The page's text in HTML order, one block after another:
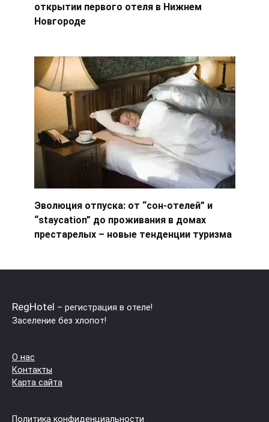
открытии первого отеля в Нижнем
Новгороде
Эволюция отпуска: от “сон-отелей” и
“staycation” до проживания в домах
престарелых – новые тенденции туризма
RegHotel – регистрация в отеле!
Заселение без хлопот!
О нас
Контакты
Карта сайта
Политика конфиденциальности